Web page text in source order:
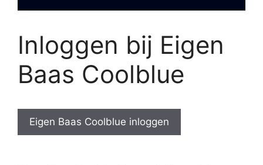
Inloggen bij Eigen
Baas Coolblue
Eigen Baas Coolblue inloggen